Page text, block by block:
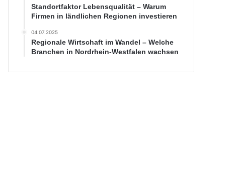
Standortfaktor Lebensqualität – Warum
Firmen in ländlichen Regionen investieren
04.07.2025
Regionale Wirtschaft im Wandel – Welche
Branchen in Nordrhein-Westfalen wachsen